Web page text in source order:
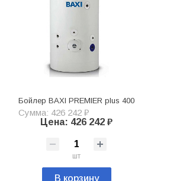
Бойлер BAXI PREMIER plus 400
Сумма: 426 242 ₽
Цена: 426 242 ₽
шт
В корзину